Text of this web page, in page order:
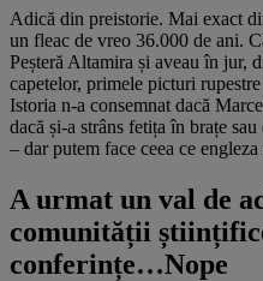
Adică din preistorie. Mai exact
un fleac de vreo 36.000 de ani.
Peșteră Altamira și aveau în jur,
capetelor, primele picturi
Istoria n-a consemnat dacă
dacă și-a strâns fetița în brațe
– dar putem face ceea ce
A urmat un val de
comunității
conferințe…Nope